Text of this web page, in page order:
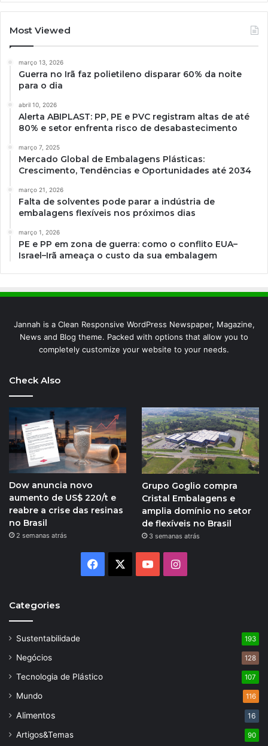
Most Viewed
março 13, 2026
Guerra no Irã faz polietileno disparar 60% da noite
para o dia
abril 10, 2026
Alerta ABIPLAST: PP, PE e PVC registram altas de até
80% e setor enfrenta risco de desabastecimento
março 7, 2025
Mercado Global de Embalagens Plásticas:
Crescimento, Tendências e Oportunidades até 2034
março 21, 2026
Falta de solventes pode parar a indústria de
embalagens flexíveis nos próximos dias
março 1, 2026
PE e PP em zona de guerra: como o conflito EUA–
Israel–Irã ameaça o custo da sua embalagem
Jannah is a Clean Responsive WordPress Newspaper, Magazine,
News and Blog theme. Packed with options that allow you to
completely customize your website to your needs.
Check Also
Dow anuncia novo
aumento de US$ 220/t e
reabre a crise das resinas
no Brasil
2 semanas atrás
Grupo Goglio compra
Cristal Embalagens e
amplia domínio no setor
de flexíveis no Brasil
3 semanas atrás
Facebook YouTubeInstagram
Categories
Sustentabilidade 193
Negócios 128
Tecnologia de Plástico 107
Mundo 116
Alimentos 16
Artigos&Temas 90